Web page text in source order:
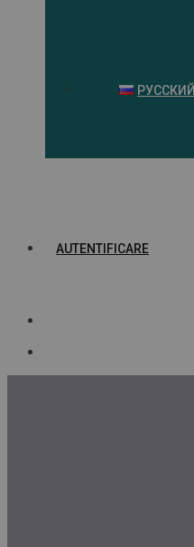
РУССКИЙ
AUTENTIFICARE